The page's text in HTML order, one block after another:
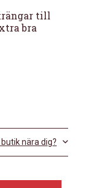
till
bra
nära dig?